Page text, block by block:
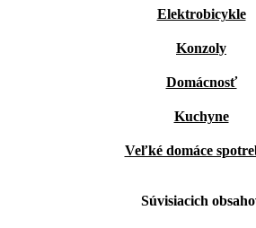
Elektrobicykle
Konzoly
Domácnosť
Kuchyne
Veľké domáce
Súvisiacich